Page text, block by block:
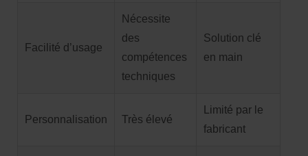
Facilité d’usage
Nécessite
des
compétences
techniques
Solution clé
en main
Personnalisation Très élevé
Limité par le
fabricant